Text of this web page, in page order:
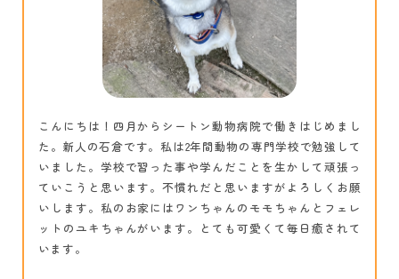
こんにちは！四月からシートン動物病院で働きはじめまし
た。新人の石倉です。私は2年間動物の専門学校で勉強して
いました。学校で習った事や学んだことを生かして頑張っ
ていこうと思います。不慣れだと思いますがよろしくお願
いします。私のお家にはワンちゃんのモモちゃんとフェレ
ットのユキちゃんがいます。とても可愛くて毎日癒されて
います。